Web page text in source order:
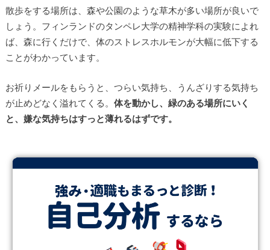
散歩をする場所は、森や公園のような草木が多い場所が良いで
しょう。フィンランドのタンペレ大学の精神学科の実験によれ
ば、森に行くだけで、体のストレスホルモンが大幅に低下する
ことがわかっています。
お祈りメールをもらうと、つらい気持ち、うんざりする気持ち
が止めどなく溢れてくる。 体を動かし、緑のある場所にいく
と、嫌な気持ちはすっと薄れるはずです。